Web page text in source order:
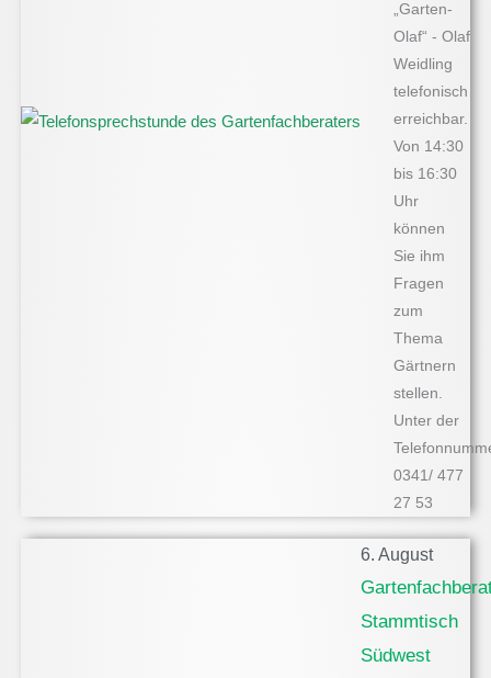
„Garten-
Olaf“ - Olaf
Weidling
telefonisch
erreichbar.
Von 14:30
bis 16:30
Uhr
können
Sie ihm
Fragen
zum
Thema
Gärtnern
stellen.
Unter der
0341/ 477
27 53
6. August
Stammtisch
Südwest